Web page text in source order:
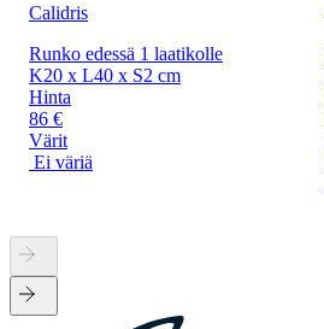
Calidris
Runko edessä 1 laatikolle
K20 x L40 x S2 cm
Hinta
86 €
Värit
Ei väriä